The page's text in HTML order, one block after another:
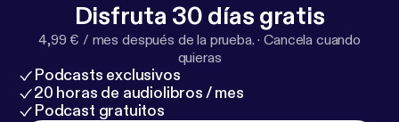
Disfruta 30 días gratis
4,99 € / mes después de la prueba. ·Cancela cuando
quieras
Podcasts exclusivos
20 horas de audiolibros / mes
Podcast gratuitos